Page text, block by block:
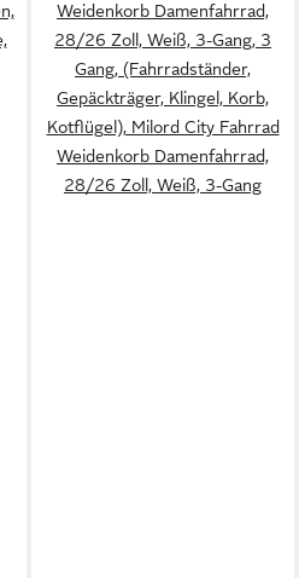
Weidenkorb Damenfahrrad,
28/26 Zoll, Weiß, 3-Gang, 3
Gang, (Fahrradständer,
Gepäckträger, Klingel, Korb,
Kotflügel), Milord City Fahrrad
Weidenkorb Damenfahrrad,
28/26 Zoll, Weiß, 3-Gang